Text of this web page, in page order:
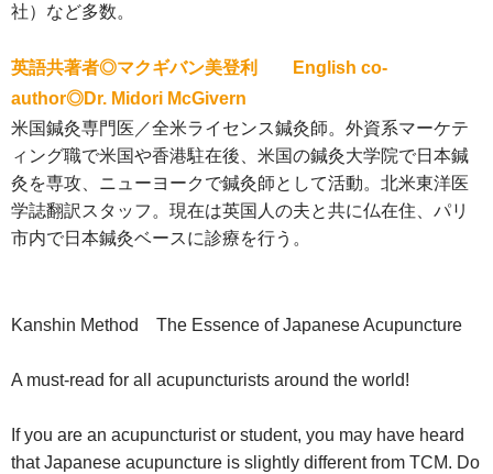
社）など多数。
英語共著者◎マクギバン美登利 English co-
author◎Dr. Midori McGivern
米国鍼灸専門医／全米ライセンス鍼灸師。外資系マーケテ
ィング職で米国や香港駐在後、米国の鍼灸大学院で日本鍼
灸を専攻、ニューヨークで鍼灸師として活動。北米東洋医
学誌翻訳スタッフ。現在は英国人の夫と共に仏在住、パリ
市内で日本鍼灸ベースに診療を行う。
Kanshin Method The Essence of Japanese Acupuncture
A must-read for all acupuncturists around the world!
If you are an acupuncturist or student, you may have heard
that Japanese acupuncture is slightly different from TCM. Do